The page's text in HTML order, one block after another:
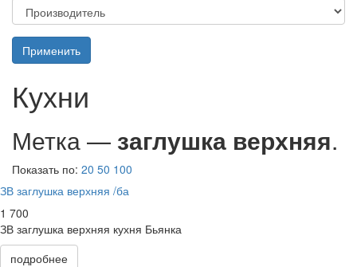
Применить
Кухни
Метка — заглушка верхняя.
Показать по: 20 50 100
ЗВ заглушка верхняя /ба
1 700
ЗВ заглушка верхняя кухня Бьянка
подробнее